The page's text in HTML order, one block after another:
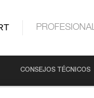
CONSEJOS TÉCNICOS